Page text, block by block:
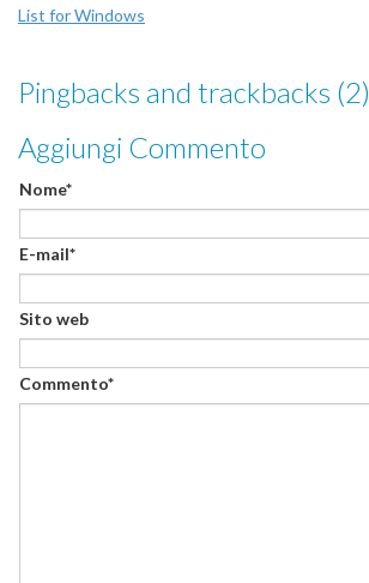
List for Windows
Pingbacks and trackbacks (2)
Aggiungi Commento
Nome*
E-mail*
Sito web
Commento*